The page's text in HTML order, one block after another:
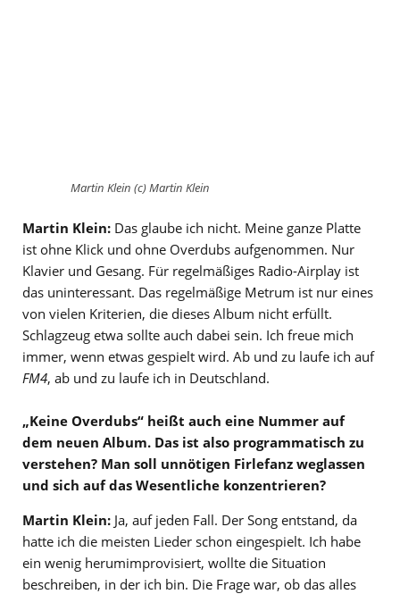
Martin Klein (c) Martin Klein
Martin Klein: Das glaube ich nicht. Meine ganze Platte
ist ohne Klick und ohne Overdubs aufgenommen. Nur
Klavier und Gesang. Für regelmäßiges Radio-Airplay ist
das uninteressant. Das regelmäßige Metrum ist nur eines
von vielen Kriterien, die dieses Album nicht erfüllt.
Schlagzeug etwa sollte auch dabei sein. Ich freue mich
immer, wenn etwas gespielt wird. Ab und zu laufe ich auf
FM4, ab und zu laufe ich in Deutschland.
„Keine Overdubs“ heißt auch eine Nummer auf
dem neuen Album. Das ist also programmatisch zu
verstehen? Man soll unnötigen Firlefanz weglassen
und sich auf das Wesentliche konzentrieren?
Martin Klein: Ja, auf jeden Fall. Der Song entstand, da
hatte ich die meisten Lieder schon eingespielt. Ich habe
ein wenig herumimprovisiert, wollte die Situation
beschreiben, in der ich bin. Die Frage war, ob das alles